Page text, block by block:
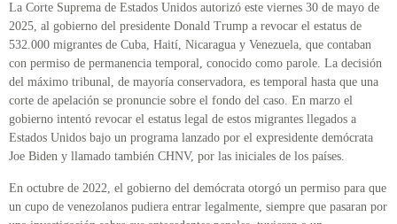
La Corte Suprema de Estados Unidos autorizó este viernes 30 de mayo de
2025, al gobierno del presidente Donald Trump a revocar el estatus de
532.000 migrantes de Cuba, Haití, Nicaragua y Venezuela, que contaban
con permiso de permanencia temporal, conocido como parole. La decisión
del máximo tribunal, de mayoría conservadora, es temporal hasta que una
corte de apelación se pronuncie sobre el fondo del caso. En marzo el
gobierno intentó revocar el estatus legal de estos migrantes llegados a
Estados Unidos bajo un programa lanzado por el expresidente demócrata
Joe Biden y llamado también CHNV, por las iniciales de los países.
En octubre de 2022, el gobierno del demócrata otorgó un permiso para que
un cupo de venezolanos pudiera entrar legalmente, siempre que pasaran por